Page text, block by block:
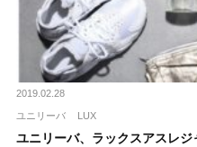
2019.02.28
ユニリーバ LUX
ユニリーバ、ラックスアスレ